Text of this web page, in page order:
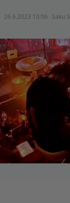
26.6.2023 10:06 Saku